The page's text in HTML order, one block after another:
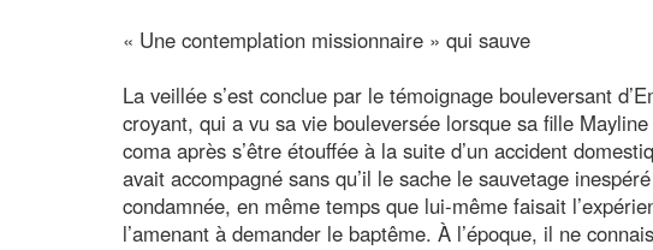
« Une contemplation missionnaire » qui sauve
La veillée s’est conclue par le témoignage bouleversant
croyant, qui a vu sa vie bouleversée lorsque sa fille
coma après s’être étouffée à la suite d’un accident
avait accompagné sans qu’il le sache le sauvetage
condamnée, en même temps que lui-même faisait
l’amenant à demander le baptême. À l’époque, il ne